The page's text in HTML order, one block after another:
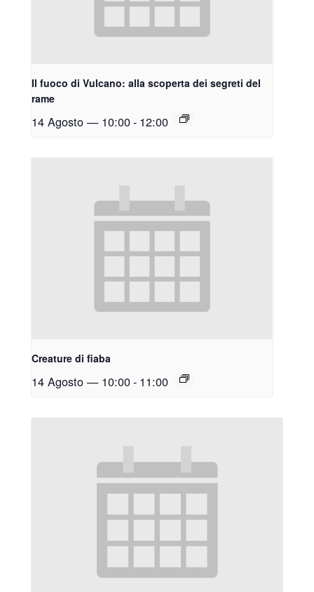
Il fuoco di Vulcano: alla scoperta dei segreti del
rame
14 Agosto — 10:00- 12:00
Creature di fiaba
14 Agosto — 10:00- 11:00